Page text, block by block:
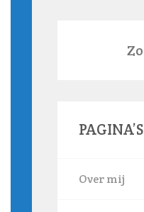
PAGINA’S
Over mij